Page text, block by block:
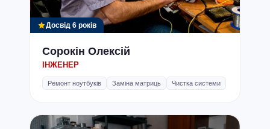
Досвід 6 років
Сорокін Олексій
ІНЖЕНЕР
Ремонт ноутбуків Заміна матриць Чистка системи